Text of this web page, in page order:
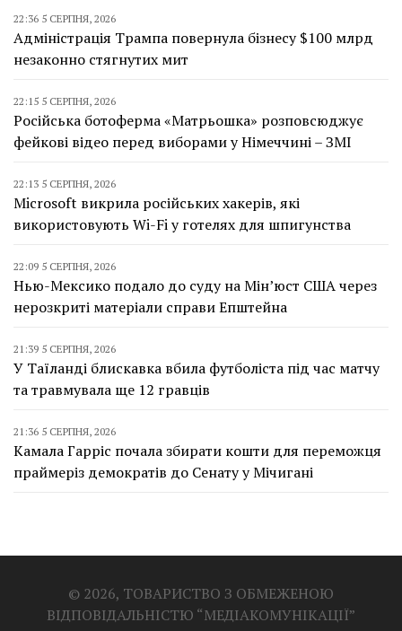
22:36 5 СЕРПНЯ, 2026
Адміністрація Трампа повернула бізнесу $100 млрд
незаконно стягнутих мит
22:15 5 СЕРПНЯ, 2026
Російська ботоферма «Матрьошка» розповсюджує
фейкові відео перед виборами у Німеччині – ЗМІ
22:13 5 СЕРПНЯ, 2026
Microsoft викрила російських хакерів, які
використовують Wi-Fi у готелях для шпигунства
22:09 5 СЕРПНЯ, 2026
Нью-Мексико подало до суду на Мін’юст США через
нерозкриті матеріали справи Епштейна
21:39 5 СЕРПНЯ, 2026
У Таїланді блискавка вбила футболіста під час матчу
та травмувала ще 12 гравців
21:36 5 СЕРПНЯ, 2026
Камала Гарріс почала збирати кошти для переможця
праймеріз демократів до Сенату у Мічигані
© 2026, ТОВАРИСТВО З ОБМЕЖЕНОЮ
ВІДПОВІДАЛЬНІСТЮ “МЕДІАКОМУНІКАЦІЇ”